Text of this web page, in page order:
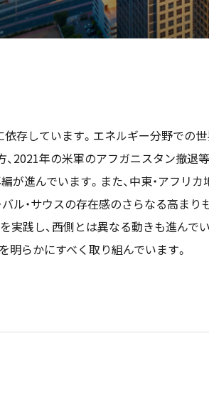
存しています。エネルギー分野での
2021年の米軍のアフガニスタン撤退
が進んでいます。また、中東・アフ
ル・サウスの存在感のさらなる高ま
実践し、西側とは異なる動きも進んで
らかにすべく取り組んでいます。